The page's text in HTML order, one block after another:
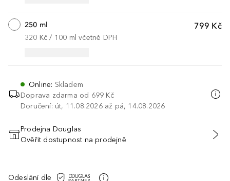
799 Kč
250 ml
320 Kč / 100 ml včetně DPH
Online: Skladem
Doprava zdarma od 699 Kč
Doručení: út, 11.08.2026 až pá, 14.08.2026
PŘIDAT DO KOŠÍKU
Prodejna Douglas
Ověřit dostupnost na prodejně
Odeslání dle